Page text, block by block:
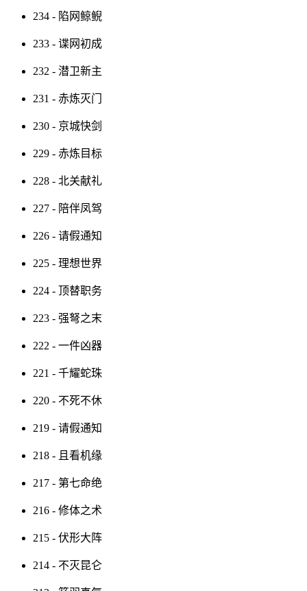
234 - 陷网鲸鲵
233 - 谍网初成
232 - 潜卫新主
231 - 赤炼灭门
230 - 京城快剑
229 - 赤炼目标
228 - 北关献礼
227 - 陪伴凤驾
226 - 请假通知
225 - 理想世界
224 - 顶替职务
223 - 强弩之末
222 - 一件凶器
221 - 千耀蛇珠
220 - 不死不休
219 - 请假通知
218 - 且看机缘
217 - 第七命绝
216 - 修体之术
215 - 伏形大阵
214 - 不灭昆仑